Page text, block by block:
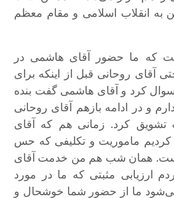
به انقلاب اسلامی و مقام معظم
که ما حضور آقای هاشمی در
آقای روحانی قبل از اینکه برای
سوال کرد و آقای هاشمی گفت بنده
و در ادامه بازهم آقای روحانی
تشویق کرد. زمانی هم که آقای
کردیم ماموریت و تکلیفی که حس
است. همان شب هم من خدمت آقای
مثبتی که ما در مورد
ما از حضور شما خوشحال و